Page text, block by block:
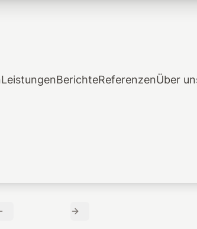
LeistungenBerichteReferenzenÜber
Slide Next Slide